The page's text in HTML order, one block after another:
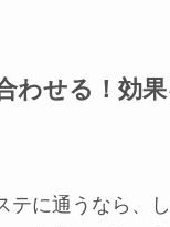
わせる！効
テに通うなら、